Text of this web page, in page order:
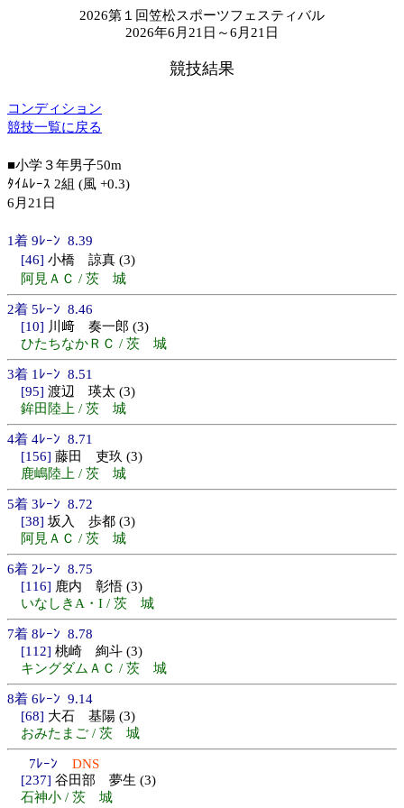
2026第１回笠松スポーツフェスティバル
2026年6月21日～6月21日
競技結果
コンディション
競技一覧に戻る
■小学３年男子50m
ﾀｲﾑﾚｰｽ 2組 (風 +0.3)
6月21日
1着 9ﾚｰﾝ 8.39
[46] 小橋 諒真 (3)
阿見ＡＣ / 茨 城
2着 5ﾚｰﾝ 8.46
[10] 川﨑 奏一郎 (3)
ひたちなかＲＣ / 茨 城
3着 1ﾚｰﾝ 8.51
[95] 渡辺 瑛太 (3)
鉾田陸上 / 茨 城
4着 4ﾚｰﾝ 8.71
[156] 藤田 吏玖 (3)
鹿嶋陸上 / 茨 城
5着 3ﾚｰﾝ 8.72
[38] 坂入 歩都 (3)
阿見ＡＣ / 茨 城
6着 2ﾚｰﾝ 8.75
[116] 鹿内 彰悟 (3)
いなしきA・I / 茨 城
7着 8ﾚｰﾝ 8.78
[112] 桃崎 絢斗 (3)
キングダムＡＣ / 茨 城
8着 6ﾚｰﾝ 9.14
[68] 大石 基陽 (3)
おみたまご / 茨 城
7ﾚｰﾝ DNS
[237] 谷田部 夢生 (3)
石神小 / 茨 城